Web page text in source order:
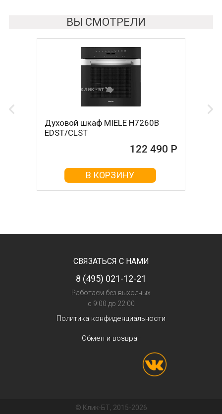
ВЫ СМОТРЕЛИ
Духовой шкаф MIELE H7260B
EDST/CLST
122 490 Р
В КОРЗИНУ
СВЯЗАТЬСЯ С НАМИ
8 (495) 021-12-21
Работаем без выходных
с 9:00 до 22:00
Политика конфиденциальности
Обмен и возврат
© Клик-БТ, 2015-2026